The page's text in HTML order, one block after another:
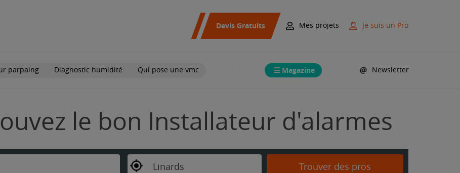
Devis Gratuits Mes projets Je suis un Pro
parpaing Diagnostic humidité Qui pose une vmc Magazine Newsletter
le bon Installateur d'alarmes
Linards Trouver des pros